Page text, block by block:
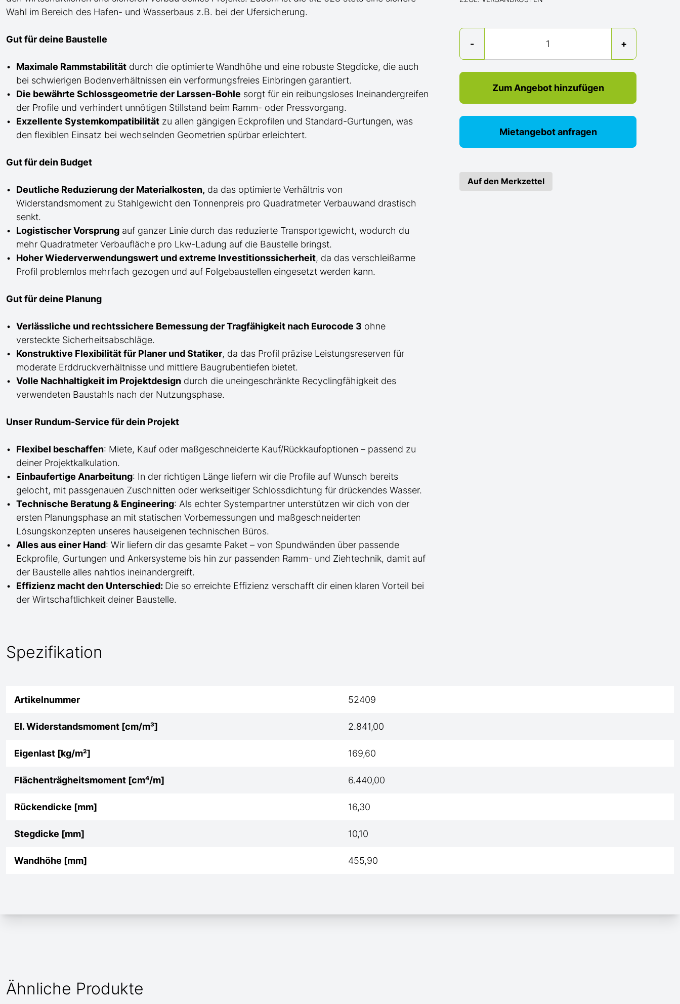
Wahl im Bereich des Hafen- und Wasserbaus z.B. bei der Ufersicherung.
Gut für deine Baustelle
Maximale Rammstabilität durch die optimierte Wandhöhe und eine robuste Stegdicke, die auch
bei schwierigen Bodenverhältnissen ein verformungsfreies Einbringen garantiert.
Die bewährte Schlossgeometrie der Larssen-Bohle sorgt für ein reibungsloses Ineinandergreifen
der Profile und verhindert unnötigen Stillstand beim Ramm- oder Pressvorgang.
Exzellente Systemkompatibilität zu allen gängigen Eckprofilen und Standard-Gurtungen, was
den flexiblen Einsatz bei wechselnden Geometrien spürbar erleichtert.
Gut für dein Budget
Deutliche Reduzierung der Materialkosten, da das optimierte Verhältnis von
Widerstandsmoment zu Stahlgewicht den Tonnenpreis pro Quadratmeter Verbauwand drastisch
senkt.
Logistischer Vorsprung auf ganzer Linie durch das reduzierte Transportgewicht, wodurch du
mehr Quadratmeter Verbaufläche pro Lkw-Ladung auf die Baustelle bringst.
Hoher Wiederverwendungswert und extreme Investitionssicherheit, da das verschleißarme
Profil problemlos mehrfach gezogen und auf Folgebaustellen eingesetzt werden kann.
Gut für deine Planung
Verlässliche und rechtssichere Bemessung der Tragfähigkeit nach Eurocode 3 ohne
versteckte Sicherheitsabschläge.
Konstruktive Flexibilität für Planer und Statiker, da das Profil präzise Leistungsreserven für
moderate Erddruckverhältnisse und mittlere Baugrubentiefen bietet.
Volle Nachhaltigkeit im Projektdesign durch die uneingeschränkte Recyclingfähigkeit des
verwendeten Baustahls nach der Nutzungsphase.
Unser Rundum-Service für dein Projekt
Flexibel beschaffen: Miete, Kauf oder maßgeschneiderte Kauf/Rückkaufoptionen – passend zu
deiner Projektkalkulation.
Einbaufertige Anarbeitung: In der richtigen Länge liefern wir die Profile auf Wunsch bereits
gelocht, mit passgenauen Zuschnitten oder werkseitiger Schlossdichtung für drückendes Wasser.
Technische Beratung & Engineering: Als echter Systempartner unterstützen wir dich von der
ersten Planungsphase an mit statischen Vorbemessungen und maßgeschneiderten
Lösungskonzepten unseres hauseigenen technischen Büros.
Alles aus einer Hand: Wir liefern dir das gesamte Paket – von Spundwänden über passende
Eckprofile, Gurtungen und Ankersysteme bis hin zur passenden Ramm- und Ziehtechnik, damit auf
der Baustelle alles nahtlos ineinandergreift.
Effizienz macht den Unterschied: Die so erreichte Effizienz verschafft dir einen klaren Vorteil bei
der Wirtschaftlichkeit deiner Baustelle.
-
Menge
+
Zum Angebot hinzufügen
Mietangebot anfragen
Auf den Merkzettel
Spezifikation
Artikelnummer 52409
El. Widerstandsmoment [cm/m³] 2.841,00
Eigenlast [kg/m²] 169,60
Flächenträgheitsmoment [cm⁴/m] 6.440,00
Rückendicke [mm] 16,30
Stegdicke [mm] 10,10
Wandhöhe [mm] 455,90
Ähnliche Produkte